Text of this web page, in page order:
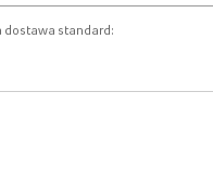
dostawa standard: